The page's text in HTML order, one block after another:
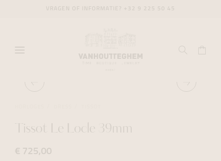
Tissot Le Locle 39mm
€ 725,00